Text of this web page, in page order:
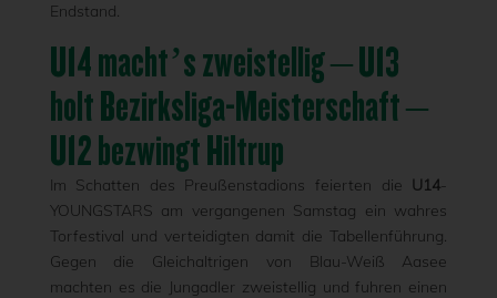
Endstand.
U14 macht’s zweistellig – U13
holt Bezirksliga-Meisterschaft –
U12 bezwingt Hiltrup
Im Schatten des Preußenstadions feierten die U14-
YOUNGSTARS am vergangenen Samstag ein wahres
Torfestival und verteidigten damit die Tabellenführung.
Gegen die Gleichaltrigen von Blau-Weiß Aasee
machten es die Jungadler zweistellig und fuhren einen